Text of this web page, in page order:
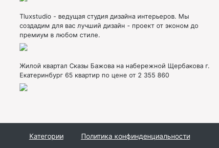
Tluxstudio - ведущая студия дизайна интерьеров. Мы
создадим для вас лучший дизайн - проект от эконом до
премиум в любом стиле.
Жилой квартал Сказы Бажова на набережной Щербакова г.
Екатеринбург 65 квартир по цене от 2 355 860
Категории Политика конфинденциальности